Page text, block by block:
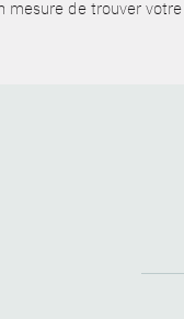
de trouver